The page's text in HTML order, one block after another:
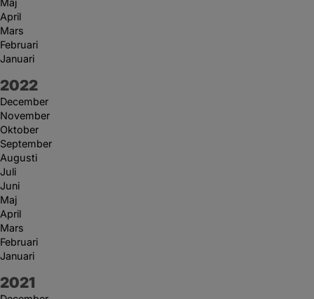
Maj
April
Mars
Februari
Januari
År:
2022
December
November
Oktober
September
Augusti
Juli
Juni
Maj
April
Mars
Februari
Januari
År:
2021